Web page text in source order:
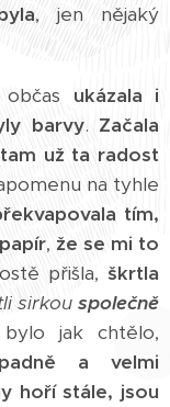
, jen nějaký
ukázala i
barvy. Začala
už ta radost
na tyhle
tím,
, že se mi to
přišla,škrtla
sirkouspolečně
jak chtělo,
a velmi
hoří stále, jsou